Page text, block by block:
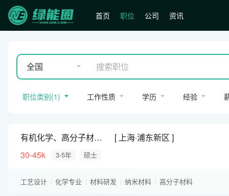
首页 职位 公司 资讯
全国
职位类别(1) 工作性质 学历 经验
有机化学、高分子材料、新材料
上海·浦东新区
30-45k
3-5年 硕士
工艺设计 化学专业 材料研发 纳米材料 高分子材料